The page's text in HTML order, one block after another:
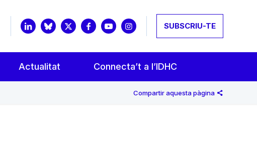
SUBSCRIU-TE
Actualitat Connecta’t a l’IDHC
Compartir aquesta pàgina